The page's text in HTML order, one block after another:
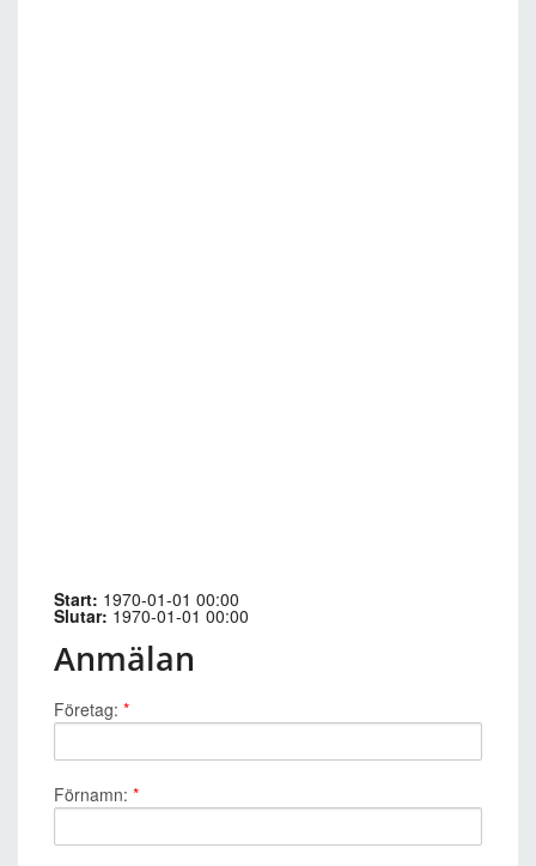
Start: 1970-01-01 00:00
Slutar: 1970-01-01 00:00
Anmälan
Företag: *
Förnamn: *